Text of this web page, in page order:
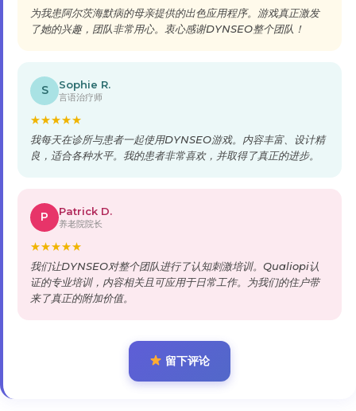
为我患阿尔茨海默病的母亲提供的出色应用程序。游戏真正激发
了她的兴趣，团队非常用心。衷心感谢DYNSEO整个团队！
S Sophie R.
言语治疗师
★★★★★
我每天在诊所与患者一起使用DYNSEO游戏。内容丰富、设计精
良，适合各种水平。我的患者非常喜欢，并取得了真正的进步。
P Patrick D.
养老院院长
★★★★★
我们让DYNSEO对整个团队进行了认知刺激培训。Qualiopi认
证的专业培训，内容相关且可应用于日常工作。为我们的住户带
来了真正的附加价值。
留下评论